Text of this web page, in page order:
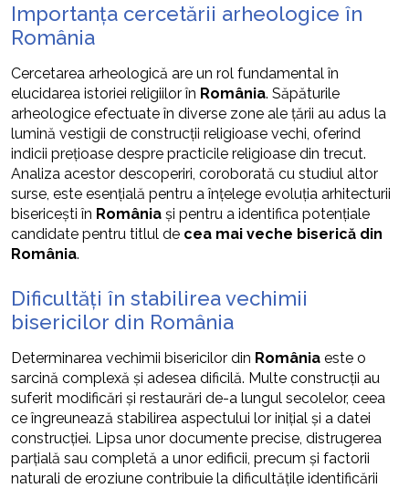
Importanța cercetării arheologice în
România
Cercetarea arheologică are un rol fundamental în
elucidarea istoriei religiilor în România. Săpăturile
arheologice efectuate în diverse zone ale țării au adus la
lumină vestigii de construcții religioase vechi, oferind
indicii prețioase despre practicile religioase din trecut.
Analiza acestor descoperiri, coroborată cu studiul altor
surse, este esențială pentru a înțelege evoluția arhitecturii
bisericești în România și pentru a identifica potențiale
candidate pentru titlul de cea mai veche biserică din
România.
Dificultăți în stabilirea vechimii
bisericilor din România
Determinarea vechimii bisericilor din România este o
sarcină complexă și adesea dificilă. Multe construcții au
suferit modificări și restaurări de-a lungul secolelor, ceea
ce îngreunează stabilirea aspectului lor inițial și a datei
construcției. Lipsa unor documente precise, distrugerea
parțială sau completă a unor edificii, precum și factorii
naturali de eroziune contribuie la dificultățile identificării